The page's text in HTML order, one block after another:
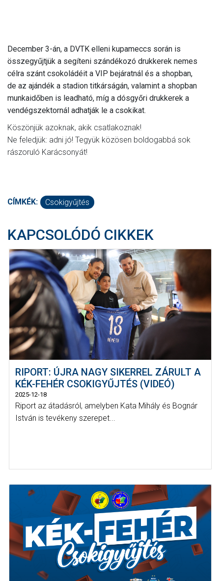
December 3-án, a DVTK elleni kupameccs során is
összegyűjtjük a segíteni szándékozó drukkerek nemes
célra szánt csokoládéit a VIP bejáratnál és a shopban,
de az ajándék a stadion titkárságán, valamint a shopban
munkaidőben is leadható, míg a dósgyőri drukkerek a
vendégszektornál adhatják le a csokikat.
Köszönjük azoknak, akik csatlakoznak!
Ne feledjük: adni jó! Tegyük közösen boldogabbá sok
rászoruló Karácsonyát!
CÍMKÉK: Csokigyűjtés
KAPCSOLÓDÓ CIKKEK
RIPORT: ÚJRA NAGY SIKERREL ZÁRULT A
KÉK-FEHÉR CSOKIGYŰJTÉS (VIDEÓ)
2025-12-18
Riport az átadásról, amelyben Kata Mihály és Bognár
István is tevékeny szerepet...